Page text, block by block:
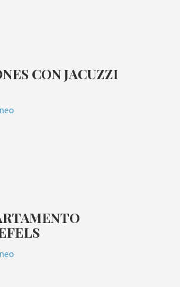
CON JACUZZI